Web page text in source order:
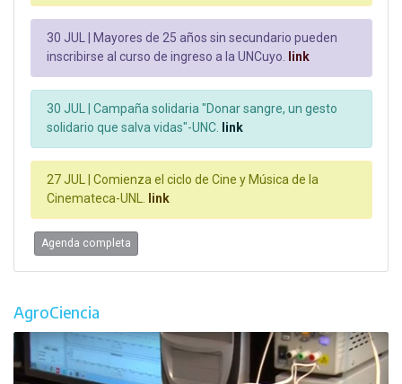
30 JUL |
Mayores de 25 años sin secundario pueden
inscribirse al curso de ingreso a la UNCuyo. link
30 JUL | Campaña solidaria "Donar sangre, un gesto
solidario que salva vidas"-UNC. link
27 JUL | Comienza el ciclo de Cine y Música de la
Cinemateca-UNL. link
Agenda completa
AgroCiencia